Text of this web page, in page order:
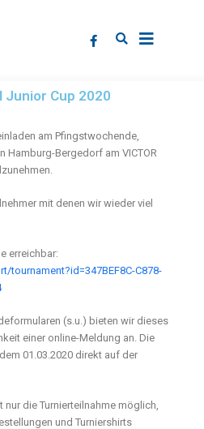
Junior Cup 2020
am Pfingstwochende,
Hamburg-Bergedorf am VICTOR
mit denen wir wieder viel
erreichbar:
tournament?id=347BEF8C-C878-
(s.u.) bieten wir dieses
einer online-Meldung an. Die
01.03.2020 direkt auf der
die Turnierteilnahme möglich,
und Turniershirts